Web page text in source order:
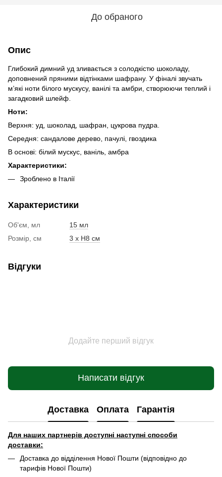
До обраного
Опис
Глибокий димний уд зливається з солодкістю шоколаду,
доповнений пряними відтінками шафрану. У фіналі звучать
м’які ноти білого мускусу, ванілі та амбри, створюючи теплий і
загадковий шлейф.
Ноти:
Верхня: уд, шоколад, шафран, цукрова пудра.
Середня: сандалове дерево, пачулі, гвоздика
В основі: білий мускус, ваніль, амбра
Характеристики:
Зроблено в Італії
Характеристики
Об'єм, мл
15 мл
Розмір, см
3 х H8 см
Відгуки
Додайте перший відгук
Написати відгук
Доставка Оплата Гарантія
Для наших партнерів доступні наступні способи
доставки:
Доставка до відділення Нової Пошти (відповідно до
тарифів Нової Пошти)